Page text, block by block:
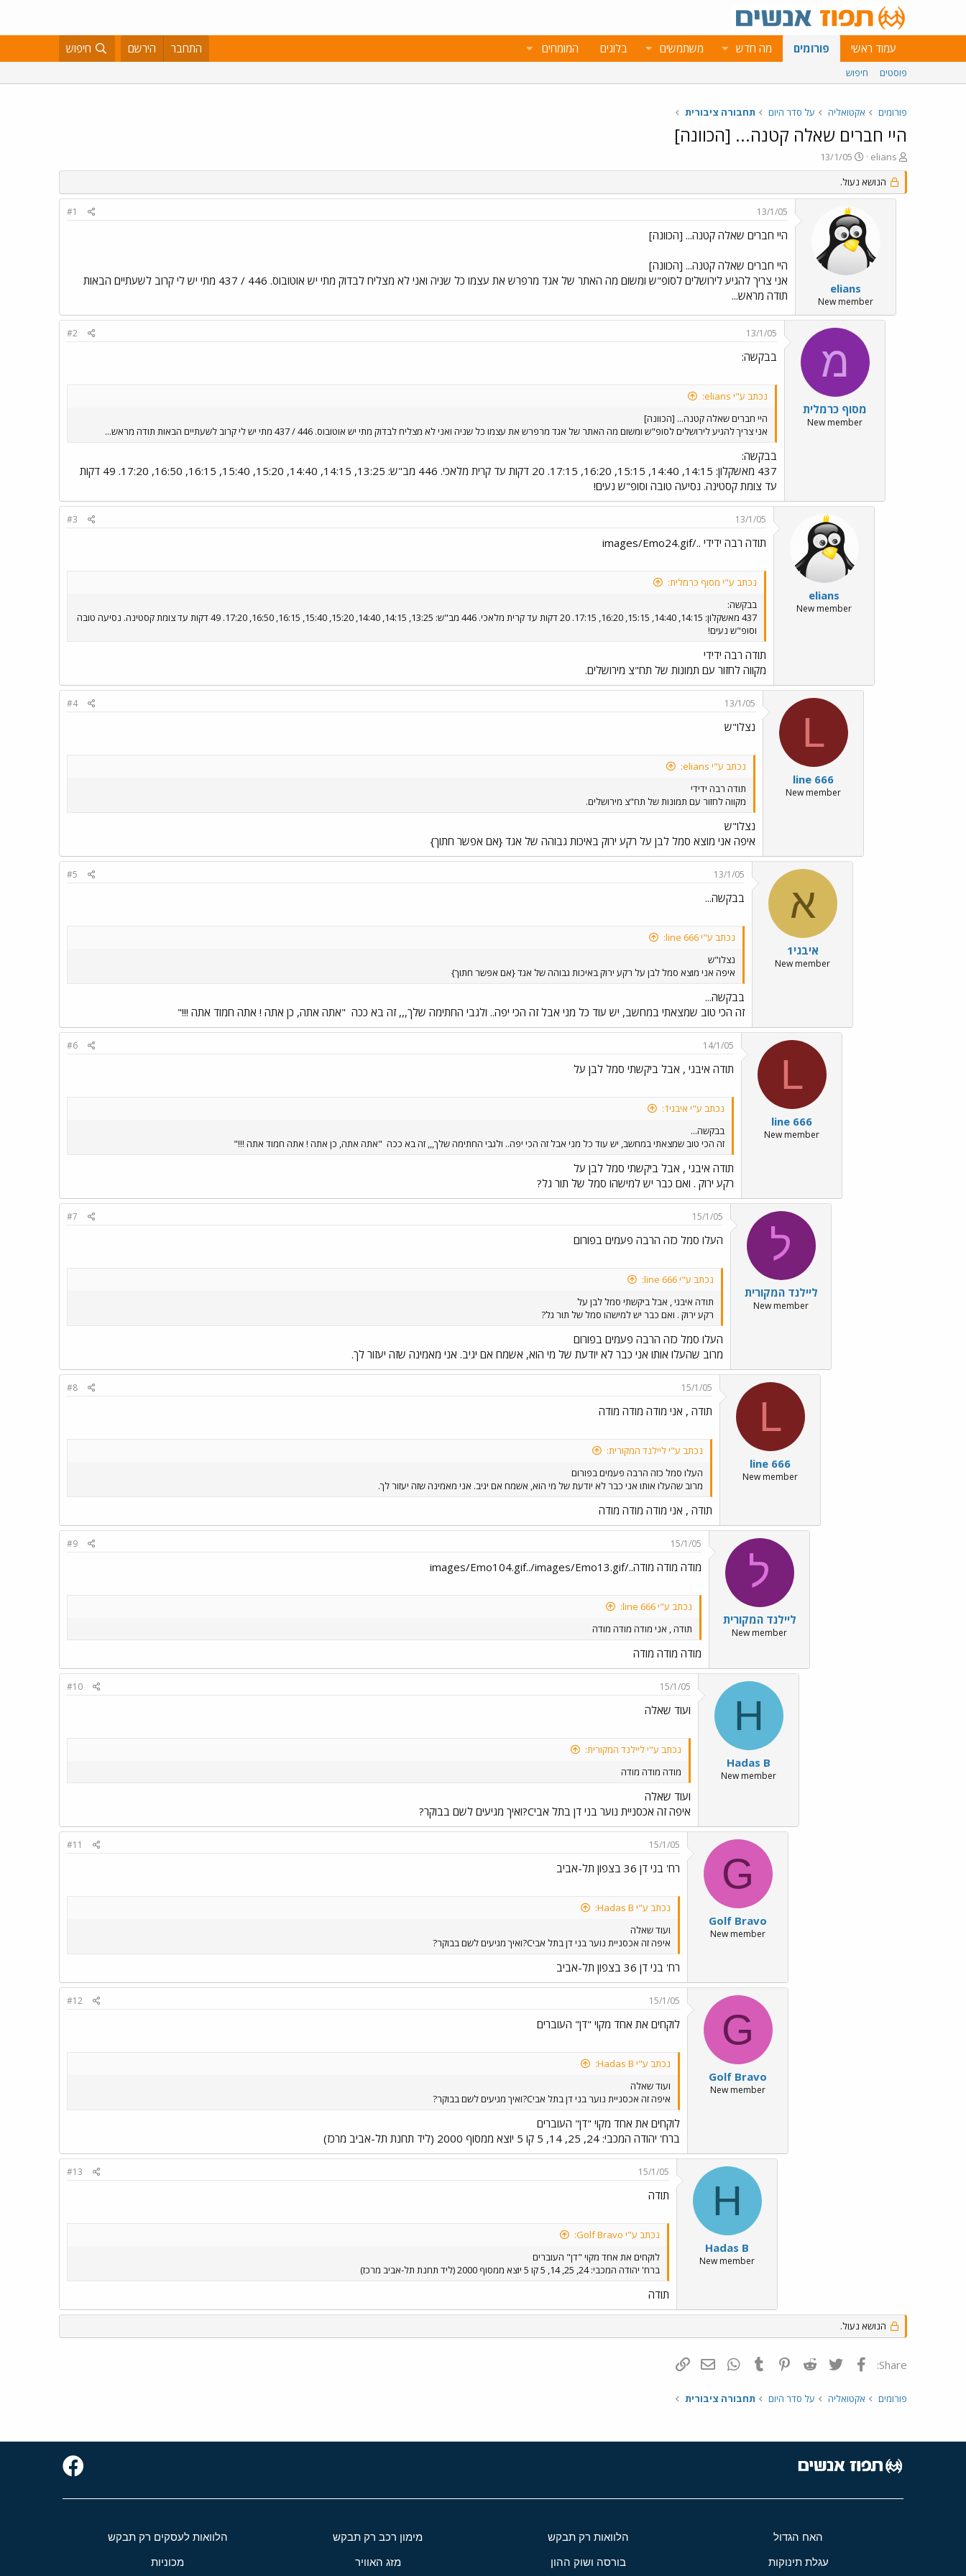
עמוד ראשי פורומים מה חדש משתמשים בלוגים המומחים התחבר הירשם חיפוש
פוסטים חיפוש
פורומים אקטואליה על סדר היום תחבורה ציבורית
היי חברים שאלה קטנה... [הכוונה]
פ
ו
ת
ח
elians
פ
ו
ר
ס
ם
ב
ת
א
י
ך
13/1/05
הנושא נעול.
elians
New member
13/1/05
#1
היי חברים שאלה קטנה... [הכוונה]
היי חברים שאלה קטנה... [הכוונה]
אני צריך להגיע לירושלים לסופ"ש ומשום מה האתר של אגד מרפרש את עצמו כל שניה ואני לא מצליח לבדוק מתי יש אוטובוס. 446 / 437 מתי יש לי קרוב לשעתיים הבאות
תודה מראש...
מ
מסוף כרמלית
New member
13/1/05
#2
בבקשה:
נכתב ע"י elians:
היי חברים שאלה קטנה... [הכוונה]
אני צריך להגיע לירושלים לסופ"ש ומשום מה האתר של אגד מרפרש את עצמו כל שניה ואני לא מצליח לבדוק מתי יש אוטובוס. 446 / 437 מתי יש לי קרוב לשעתיים הבאות תודה מראש...
בבקשה:
437 מאשקלון: 14:15, 14:40, 15:15, 16:20, 17:15. 20 דקות עד קרית מלאכי. 446 מב"ש: 13:25, 14:15, 14:40, 15:20, 15:40, 16:15, 16:50, 17:20. 49 דקות
עד צומת קסטינה. נסיעה טובה וסופ"ש נעים!
elians
New member
13/1/05
#3
תודה רבה ידידי ../images/Emo24.gif
נכתב ע"י מסוף כרמלית:
בבקשה:
437 מאשקלון: 14:15, 14:40, 15:15, 16:20, 17:15. 20 דקות עד קרית מלאכי. 446 מב"ש: 13:25, 14:15, 14:40, 15:20, 15:40, 16:15, 16:50, 17:20. 49 דקות עד צומת קסטינה. נסיעה טובה
וסופ"ש נעים!
תודה רבה ידידי
מקווה לחזור עם תמונות של תח"צ מירושלים.
L
line 666
New member
13/1/05
#4
נצלו"ש
נכתב ע"י elians:
תודה רבה ידידי
מקווה לחזור עם תמונות של תח"צ מירושלים.
נצלו"ש
איפה אני מוצא סמל לבן על רקע ירוק באיכות גבוהה של אגד {אם אפשר חתוך}
א
איבגי1
New member
13/1/05
#5
בבקשה...
נכתב ע"י line 666:
נצלו"ש
איפה אני מוצא סמל לבן על רקע ירוק באיכות גבוהה של אגד {אם אפשר חתוך}
בבקשה...
זה הכי טוב שמצאתי במחשב, יש עוד כל מני אבל זה הכי יפה.. ולגבי החתימה שלך,,, זה בא ככה "אתה אתה, כן אתה ! אתה חמוד אתה !!!"
L
line 666
New member
14/1/05
#6
תודה איבגי , אבל ביקשתי סמל לבן על
נכתב ע"י איבגי1:
בבקשה...
זה הכי טוב שמצאתי במחשב, יש עוד כל מני אבל זה הכי יפה.. ולגבי החתימה שלך,,, זה בא ככה "אתה אתה, כן אתה ! אתה חמוד אתה !!!"
תודה איבגי , אבל ביקשתי סמל לבן על
רקע ירוק . ואם כבר יש למישהו סמל של תור גל?
ל
ליילנד המקורית
New member
15/1/05
#7
העלו סמל כזה הרבה פעמים בפורום
נכתב ע"י line 666:
תודה איבגי , אבל ביקשתי סמל לבן על
רקע ירוק . ואם כבר יש למישהו סמל של תור גל?
העלו סמל כזה הרבה פעמים בפורום
מרוב שהעלו אותו אני כבר לא יודעת של מי הוא, אשמח אם יגיב. אני מאמינה שזה יעזור לך.
L
line 666
New member
15/1/05
#8
תודה , אני מודה מודה מודה
נכתב ע"י ליילנד המקורית:
העלו סמל כזה הרבה פעמים בפורום
מרוב שהעלו אותו אני כבר לא יודעת של מי הוא, אשמח אם יגיב. אני מאמינה שזה יעזור לך.
תודה , אני מודה מודה מודה
ל
ליילנד המקורית
New member
15/1/05
#9
מודה מודה מודה../images/Emo104.gif../images/Emo13.gif
נכתב ע"י line 666:
תודה , אני מודה מודה מודה
מודה מודה מודה
H
Hadas B
New member
15/1/05
#10
ועוד שאלה
נכתב ע"י ליילנד המקורית:
מודה מודה מודה
ועוד שאלה
איפה זה אכסניית נוער בני דן בתל אביC?ואיך מגיעים לשם בבוקר?
G
Golf Bravo
New member
15/1/05
#11
רח' בני דן 36 בצפון תל-אביב
נכתב ע"י Hadas B:
ועוד שאלה
איפה זה אכסניית נוער בני דן בתל אביC?ואיך מגיעים לשם בבוקר?
רח' בני דן 36 בצפון תל-אביב
G
Golf Bravo
New member
15/1/05
#12
לוקחים את אחד מקוי "דן" העוברים
נכתב ע"י Hadas B:
ועוד שאלה
איפה זה אכסניית נוער בני דן בתל אביC?ואיך מגיעים לשם בבוקר?
לוקחים את אחד מקוי "דן" העוברים
ברח' יהודה המכבי: 24, 25, 14, 5 קו 5 יוצא ממסוף 2000 (ליד תחנת תל-אביב מרכז)
H
Hadas B
New member
15/1/05
#13
תודה
נכתב ע"י Golf Bravo:
לוקחים את אחד מקוי "דן" העוברים
ברח' יהודה המכבי: 24, 25, 14, 5 קו 5 יוצא ממסוף 2000 (ליד תחנת תל-אביב מרכז)
תודה
הנושא נעול.
Share: פייסבוק Twitter
Reddit
Pinterest
Tumblr
WhatsAppדואר אלקטרוני
פורומים אקטואליה על סדר היום תחבורה ציבורית
האח הגדול הלוואות רק תבקש מימון רכב רק תבקש הלוואות לעסקים רק תבקש
עגלת תינוקות בורסה ושוק ההון מזג האוויר מכוניות